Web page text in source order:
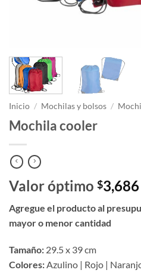
Inicio / Mochilas y bolsos /
Mochila cooler
Valor óptimo $3,686
Agregue el producto al
mayor o menor cantidad
Tamaño: 29.5 x 39 cm
Colores:Azulino | Rojo |